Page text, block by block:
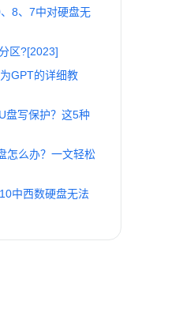
8、7中对硬盘无
区?[2023]
GPT的详细教
盘写保护？这5种
怎么办？一文轻松
中西数硬盘无法